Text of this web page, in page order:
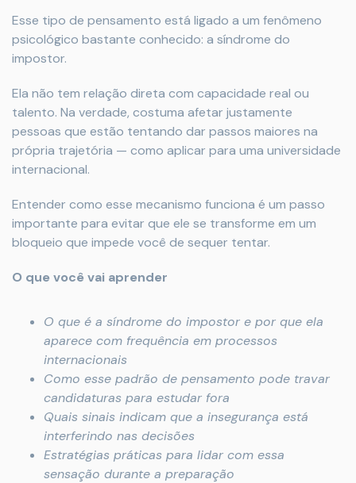
Esse tipo de pensamento está ligado a um fenômeno
psicológico bastante conhecido: a síndrome do
impostor.
Ela não tem relação direta com capacidade real ou
talento. Na verdade, costuma afetar justamente
pessoas que estão tentando dar passos maiores na
própria trajetória — como aplicar para uma universidade
internacional.
Entender como esse mecanismo funciona é um passo
importante para evitar que ele se transforme em um
bloqueio que impede você de sequer tentar.
O que você vai aprender
O que é a síndrome do impostor e por que ela
aparece com frequência em processos
internacionais
Como esse padrão de pensamento pode travar
candidaturas para estudar fora
Quais sinais indicam que a insegurança está
interferindo nas decisões
Estratégias práticas para lidar com essa
sensação durante a preparação